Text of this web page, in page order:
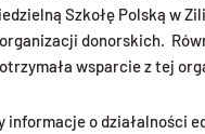
Szkołę Polską w
donorskich.
wsparcie z tej
informacje o działalności